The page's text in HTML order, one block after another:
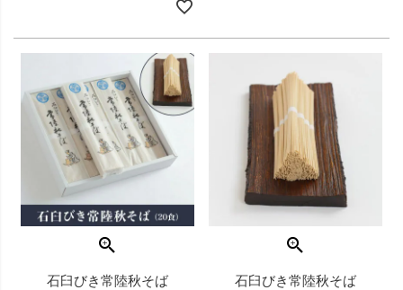
石臼びき常陸秋そば
石臼びき常陸秋そば